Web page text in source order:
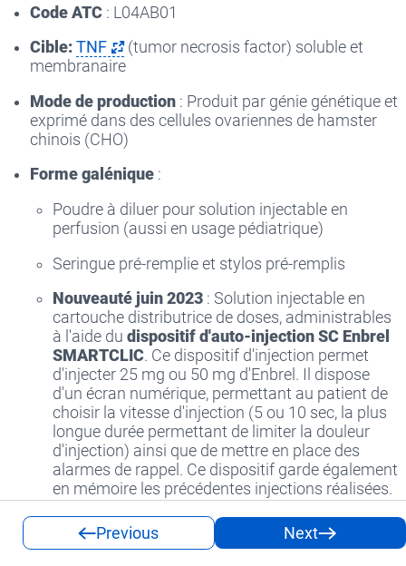
Code ATC : L04AB01
Cible: TNF
(tumor necrosis factor) soluble et
membranaire
Mode de production : Produit par génie génétique et
exprimé dans des cellules ovariennes de hamster
chinois (CHO)
Forme galénique :
Poudre à diluer pour solution injectable en
perfusion (aussi en usage pédiatrique)
Seringue pré-remplie et stylos pré-remplis
Nouveauté juin 2023 : Solution injectable en
cartouche distributrice de doses, administrables
à l'aide du dispositif d'auto-injection SC Enbrel
SMARTCLIC. Ce dispositif d'injection permet
d'injecter 25 mg ou 50 mg d'Enbrel. Il dispose
d'un écran numérique, permettant au patient de
choisir la vitesse d'injection (5 ou 10 sec, la plus
longue durée permettant de limiter la douleur
d'injection) ainsi que de mettre en place des
alarmes de rappel. Ce dispositif garde également
en mémoire les précédentes injections réalisées.
une application smartphone ou tablette.
Previous Next